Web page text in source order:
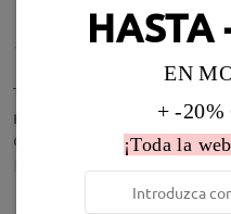
Todo perfecto. Envío
muy buena y de las
correcta. Volveré a
HASTA
EN
+ -20%
¡Toda la